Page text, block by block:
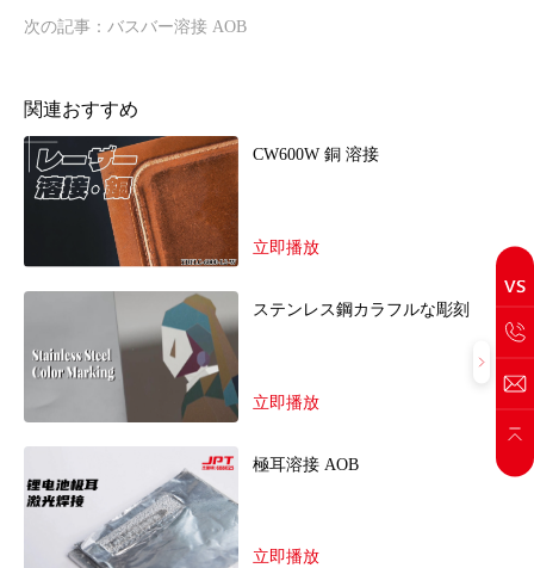
次の記事：バスバー溶接 AOB
関連おすすめ
CW600W 銅 溶接
立即播放
ステンレス鋼カラフルな彫刻
立即播放
極耳溶接 AOB
立即播放